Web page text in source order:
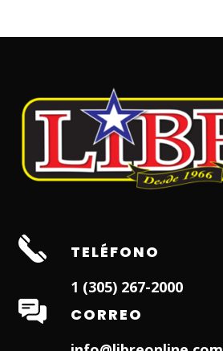
TELÉFONO
1 (305) 267-2000
CORREO